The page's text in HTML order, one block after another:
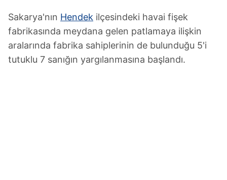
Sakarya'nın Hendek ilçesindeki havai fişek
fabrikasında meydana gelen patlamaya ilişkin
aralarında fabrika sahiplerinin de bulunduğu 5'i
tutuklu 7 sanığın yargılanmasına başlandı.